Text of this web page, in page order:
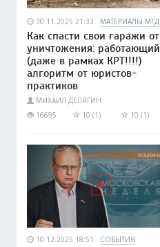
30.11.2025 21:33 МАТЕРИАЛЫ МГД
Как спасти свои гаражи от
уничтожения: работающий
(даже в рамках КРТ!!!!)
алгоритм от юристов-
практиков
МИХАИЛ ДЕЛЯГИН
16695
10 (1) 10 (1)
10.12.2025 18:51 СОБЫТИЯ